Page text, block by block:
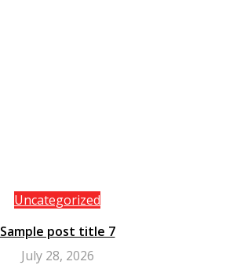
Uncategorized
Sample post title 7
July 28, 2026